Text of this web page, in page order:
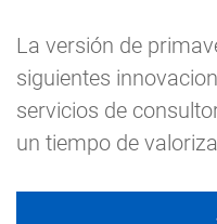
La versión de
siguientes
servicios de
un tiempo de